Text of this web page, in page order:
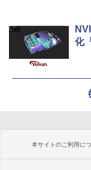
化
本サイトのご利用に